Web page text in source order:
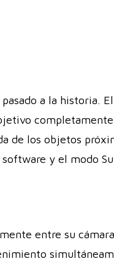
a la historia.
de los objetos
y el modo
entre su